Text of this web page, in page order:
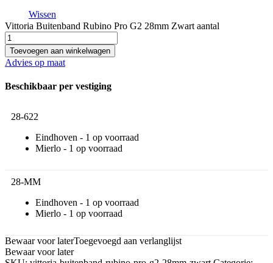
Wissen
Vittoria Buitenband Rubino Pro G2 28mm Zwart aantal
Toevoegen aan winkelwagen
Advies op maat
Beschikbaar per vestiging
28-622
Eindhoven - 1
Mierlo - 1
28-MM
Eindhoven - 1
Mierlo - 1
Bewaar voor laterToegevoegd aan verlanglijst
Bewaar voor later